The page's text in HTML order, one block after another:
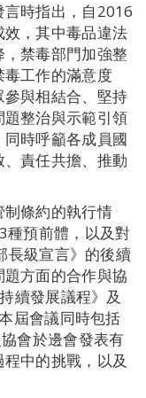
時指出，自2016
，其中毒品違法
禁毒部門加強整
工作的滿意度
與相結合、堅持
整治與示範引領
時呼籲各成員國
責任共擔、推動
條約的執行情
種預前體，以及對
長級宣言》的後續
方面的合作與協
續發展議程》及
屆會議同時包括
會於邊會發表有
中的挑戰，以及